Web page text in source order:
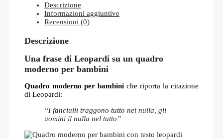
Descrizione
Informazioni aggiuntive
Recensioni (0)
Descrizione
Una frase di Leopardi su un quadro
moderno per bambini
Quadro moderno per bambini che riporta la citazione
di Leopardi:
“I fanciulli traggono tutto nel nulla, gli
uomini il nulla nel tutto”